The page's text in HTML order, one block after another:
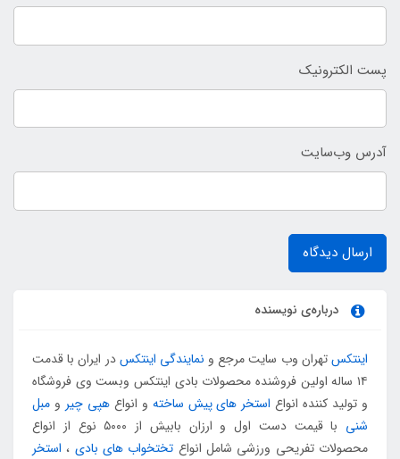
پست الکترونیک
آدرس وب‌سایت
ارسال دیدگاه
درباره‌ی نویسنده
اینتکستهران وب سایت مرجع و نمایندگی اینتکسدر ایران با قدمت
۱۴ ساله اولین فروشنده محصولات بادی اینتکس وبست وی فروشگاه
و تولید کننده انواع استخر های پیش ساخته و انواعهپی چیر و مبل
شنی
با قیمت دست اول و ارزان بابیش از ۵۰۰۰ نوع از انواع
محصولات تفریحی ورزشی شامل انواع تختخواب های بادی ، استخر